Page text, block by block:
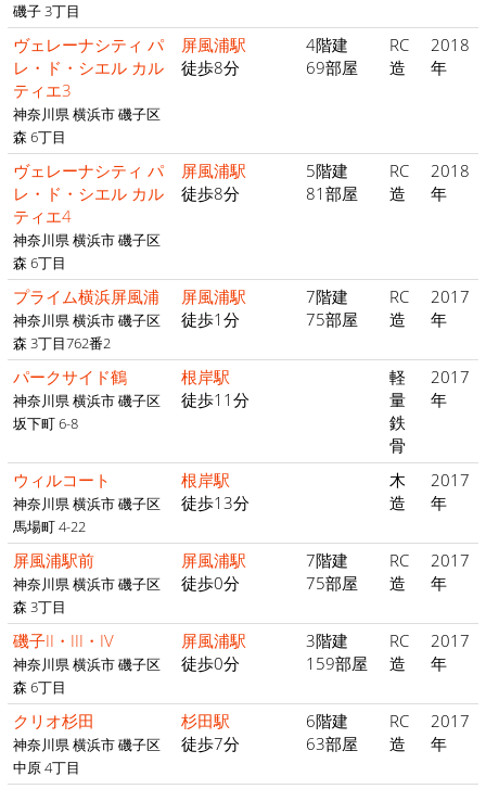
磯子 3丁目
ヴェレーナシティ パ
レ・ド・シエル カル
ティエ3
神奈川県 横浜市 磯子区
森 6丁目
屏風浦駅
徒歩8分
4階建
69部屋
RC
造
2018
年
ヴェレーナシティ パ
レ・ド・シエル カル
ティエ4
神奈川県 横浜市 磯子区
森 6丁目
屏風浦駅
徒歩8分
5階建
81部屋
RC
造
2018
年
プライム横浜屏風浦
神奈川県 横浜市 磯子区
森 3丁目762番2
屏風浦駅
徒歩1分
7階建
75部屋
RC
造
2017
年
パークサイド鶴
神奈川県 横浜市 磯子区
坂下町 6-8
根岸駅
徒歩11分
軽
量
鉄
骨
2017
年
ウィルコート
神奈川県 横浜市 磯子区
馬場町 4-22
根岸駅
徒歩13分
木
造
2017
年
屏風浦駅前
神奈川県 横浜市 磯子区
森 3丁目
屏風浦駅
徒歩0分
7階建
75部屋
RC
造
2017
年
磯子II・III・IV
神奈川県 横浜市 磯子区
森 6丁目
屏風浦駅
徒歩0分
3階建
159部屋
RC
造
2017
年
クリオ杉田
神奈川県 横浜市 磯子区
中原 4丁目
杉田駅
徒歩7分
6階建
63部屋
RC
造
2017
年